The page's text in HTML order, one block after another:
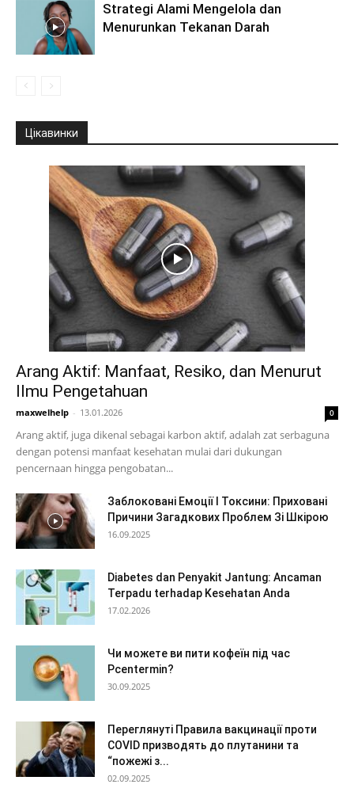
Strategi Alami Mengelola dan
Menurunkan Tekanan Darah
Цікавинки
Arang Aktif: Manfaat, Resiko, dan Menurut
Ilmu Pengetahuan
maxwelhelp - 13.01.2026 0
Arang aktif, juga dikenal sebagai karbon aktif, adalah zat serbaguna
dengan potensi manfaat kesehatan mulai dari dukungan
pencernaan hingga pengobatan...
Заблоковані Емоції І Токсини: Приховані
Причини Загадкових Проблем Зі Шкірою
16.09.2025
Diabetes dan Penyakit Jantung: Ancaman
Terpadu terhadap Kesehatan Anda
17.02.2026
Чи можете ви пити кофеїн під час
Pcentermin?
30.09.2025
Переглянуті Правила вакцинації проти
COVID призводять до плутанини та
“пожежі з...
02.09.2025